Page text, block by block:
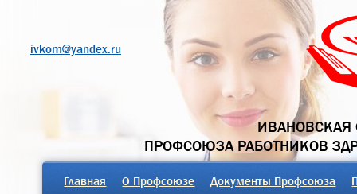
ivkom@yandex.ru
ИВАНОВСКАЯ
ПРОФСОЮЗА РАБОТНИКОВ
Главная О Профсоюзе Документы Профсоюза